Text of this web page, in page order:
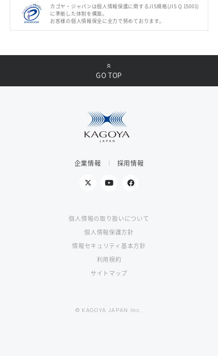
カゴヤ・ジャパンは個人情報保護に関するJIS規格(JIS Q 15001)
に準拠した体制を構築。
お客様の個人情報保全に全力で努めております。
企業情報 採用情報
個人情報の取り扱いについて
個人情報保護方針
情報セキュリティ基本方針
利用規約
サイトマップ
© KAGOYA JAPAN Inc.
GO TOP